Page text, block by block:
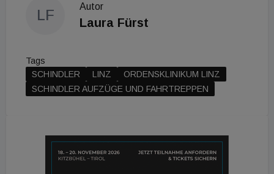
LF
Autor
Laura Fürst
Tags
SCHINDLER
LINZ
ORDENSKLINIKUM LINZ
SCHINDLER AUFZÜGE UND FAHRTREPPEN